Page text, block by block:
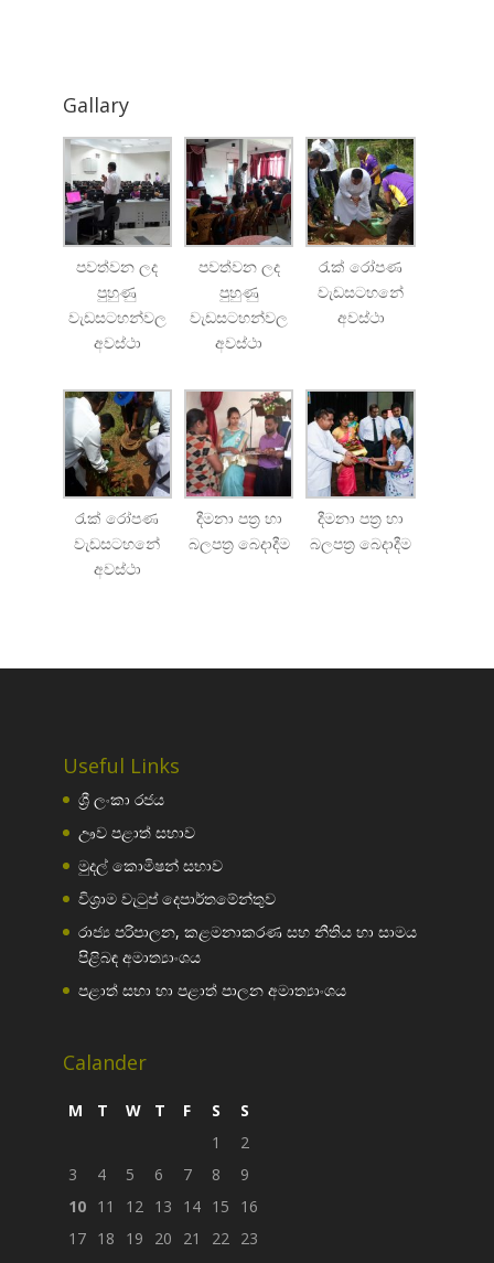
Gallary
පවත්වන ලද
පුහුණු
වැඩසටහන්වල
අවස්ථා
පවත්වන ලද
පුහුණු
වැඩසටහන්වල
අවස්ථා
රැක් රෝපණ
වැඩසටහනේ
අවස්ථා
රැක් රෝපණ
වැඩසටහනේ
අවස්ථා
දීමනා පත්‍ර හා
බලපත්‍ර බෙදාදීම
දීමනා පත්‍ර හා
බලපත්‍ර බෙදාදීම
Useful Links
ශ්‍රී ලංකා රජය
ඌව පළාත් සභාව
මුදල් කොමිෂන් සභාව
විශ්‍රාම වැටුප් දෙපාර්තමේන්තුව
රාජ්‍ය පරිපාලන, කළමනාකරණ සහ නීතිය හා සාමය
පිළිබඳ අමාත්‍යාංශය
පළාත් සභා හා පළාත් පාලන අමාත්‍යාංශය
Calander
M T W T F S
S
1
2
3
4 5 6 7 8
9
10 11 12 13 14 15
16
17 18 19 20 21 22 23